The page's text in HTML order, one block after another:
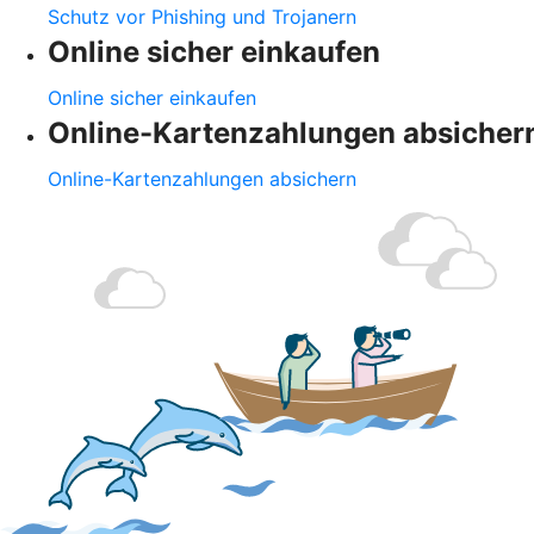
Schutz vor Phishing und Trojanern
Online sicher einkaufen
Online sicher einkaufen
Online-Kartenzahlungen
Online-Kartenzahlungen absichern